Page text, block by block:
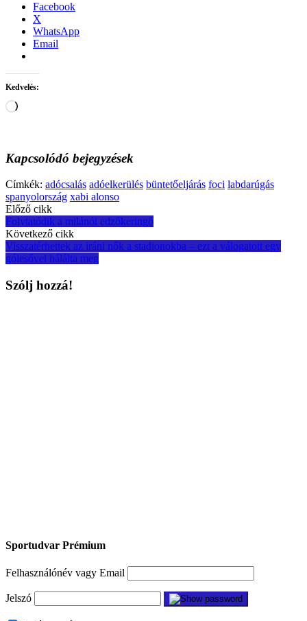
Facebook
X
WhatsApp
Email
Kedvelés:
Loading…
Kapcsolódó bejegyzések
Címkék: adócsalás adóelkerülés büntetőeljárás foci labdarúgás
spanyolország xabi alonso
Post
navigation
Előző cikk
Folytatódik a milánói edzőkeringő
Következő cikk
Visszatérhettek az iráni nők a stadionokba – ezt a válogatott egy
gólesővel hálálta meg
Szólj hozzá!
Sportudvar Prémium
Felhasználónév vagy Email
Jelszó